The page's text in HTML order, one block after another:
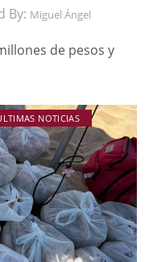
By: Miguel Ángel
de pesos y
NOTICIAS